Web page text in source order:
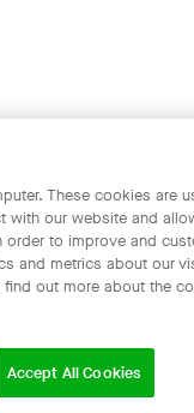
These cookies are
with our website and
order to improve and
and metrics about our
out more about the
Accept All Cookies